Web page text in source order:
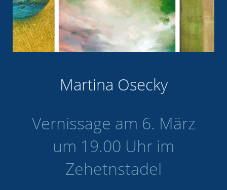
Martina Osecky
Vernissage am 6. März
um 19.00 Uhr im
Zehetnstadel